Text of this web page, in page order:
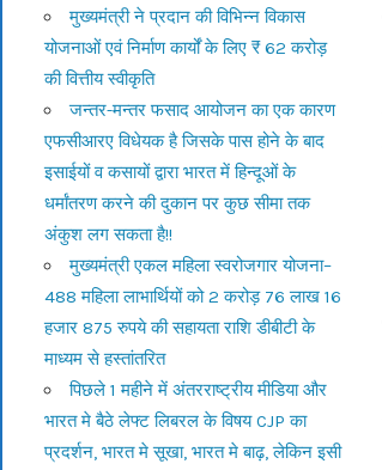
मुख्यमंत्री ने प्रदान की विभिन्न विकास
योजनाओं एवं निर्माण कार्यों के लिए ₹ 62 करोड़
की वित्तीय स्वीकृति
जन्तर-मन्तर फसाद आयोजन का एक कारण
एफसीआरए विधेयक है जिसके पास होने के बाद
इसाईयों व कसायों द्वारा भारत में हिन्दूओं के
धर्मांतरण करने की दुकान पर कुछ सीमा तक
अंकुश लग सकता है!!
मुख्यमंत्री एकल महिला स्वरोजगार योजना–
488 महिला लाभार्थियों को 2 करोड़ 76 लाख 16
हजार 875 रुपये की सहायता राशि डीबीटी के
माध्यम से हस्तांतरित
पिछले 1 महीने में अंतरराष्ट्रीय मीडिया और
भारत मे बैठे लेफ्ट लिबरल के विषय CJP का
प्रदर्शन, भारत मे सूखा, भारत मे बाढ़, लेकिन इसी